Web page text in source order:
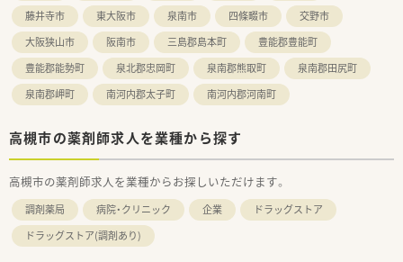
藤井寺市
東大阪市 泉南市 四條畷市
交野市
大阪狭山市
阪南市 三島郡島本町
豊能郡豊能町
豊能郡能勢町
泉北郡忠岡町 泉南郡熊取町
泉南郡田尻町
泉南郡岬町
南河内郡太子町 南河内郡河南町
高槻市の薬剤師求人を業種から探す
高槻市の薬剤師求人を業種からお探しいただけます。
調剤薬局 病院・クリニック 企業
ドラッグストア
ドラッグストア(調剤あり)